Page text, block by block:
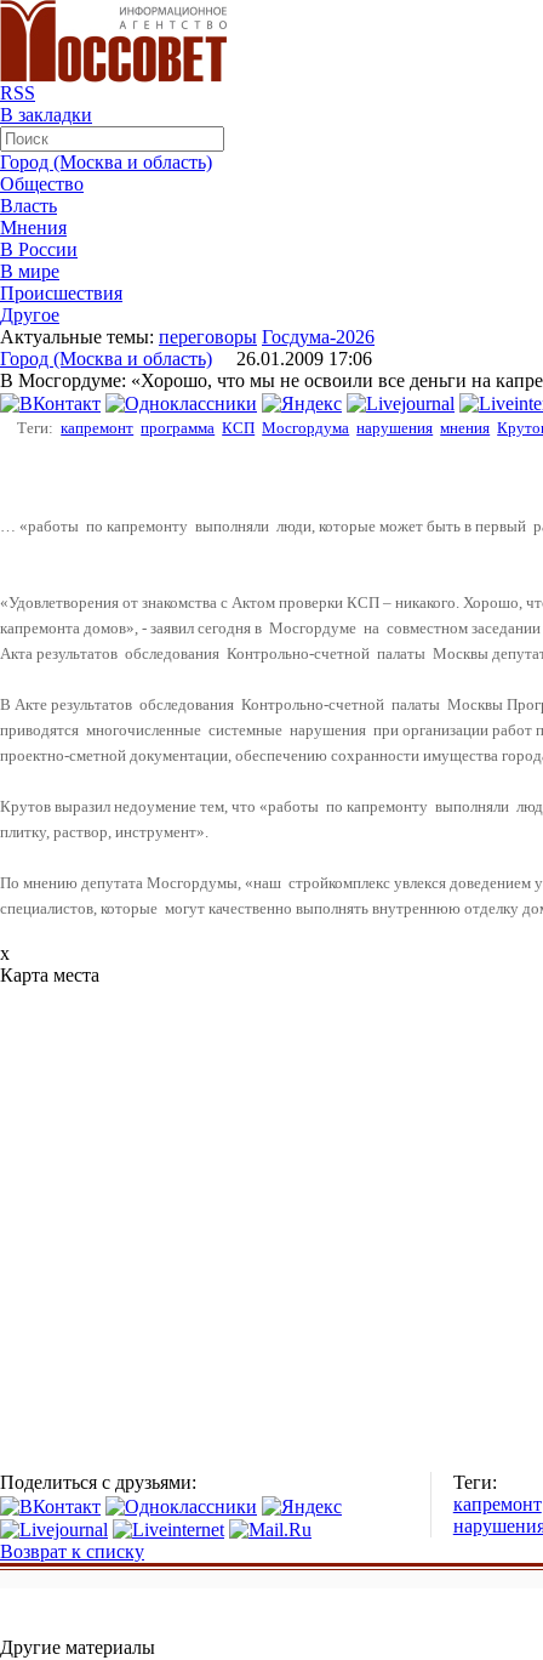
RSS
В закладки
Город (Москва и область)
Общество
Власть
Мнения
В России
В мире
Происшествия
Другое
Актуальные темы: переговоры Госдума-2026
Город (Москва и область) 26.01.2009 17:06
В Мосгордуме: «Хорошо, что мы не освоили все деньги на
Теги: капремонт программа КСП Мосгордума нарушения мнения
… «работы по капремонту выполняли люди, которые может быть в первый
«Удовлетворения от знакомства с Актом проверки КСП – никакого. Хорошо,
капремонта домов», - заявил сегодня в Мосгордуме на совместном заседании
Акта результатов обследования Контрольно-счетной палаты Москвы
В Акте результатов обследования Контрольно-счетной палаты Москвы
приводятся многочисленные системные нарушения при организации работ
проектно-сметной документации, обеспечению сохранности имущества
Крутов выразил недоумение тем, что «работы по капремонту выполняли
плитку, раствор, инструмент».
По мнению депутата Мосгордумы, «наш стройкомплекс увлекся доведением
специалистов, которые могут качественно выполнять внутреннюю отделку
x
Карта места
Поделиться с друзьями:
Теги:
капремонт
Возврат к списку
Другие материалы